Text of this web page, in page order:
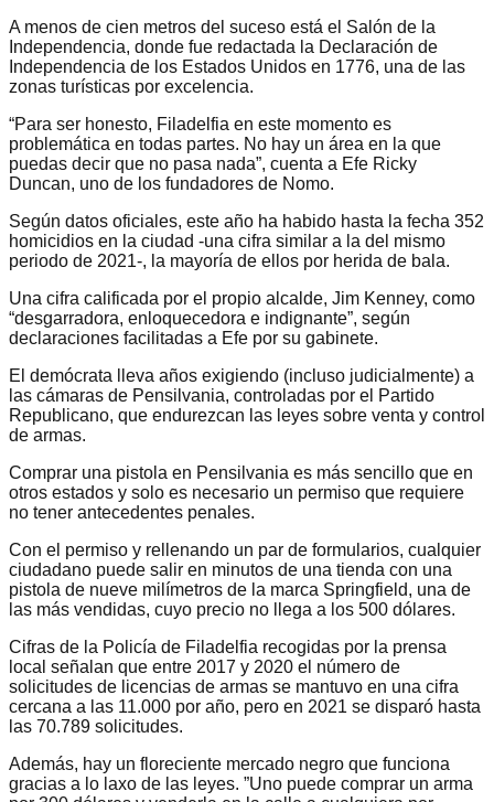
A menos de cien metros del suceso está el Salón de la
Independencia, donde fue redactada la Declaración de
Independencia de los Estados Unidos en 1776, una de las
zonas turísticas por excelencia.
“Para ser honesto, Filadelfia en este momento es
problemática en todas partes. No hay un área en la que
puedas decir que no pasa nada”, cuenta a Efe Ricky
Duncan, uno de los fundadores de Nomo.
Según datos oficiales, este año ha habido hasta la fecha 352
homicidios en la ciudad -una cifra similar a la del mismo
periodo de 2021-, la mayoría de ellos por herida de bala.
Una cifra calificada por el propio alcalde, Jim Kenney, como
“desgarradora, enloquecedora e indignante”, según
declaraciones facilitadas a Efe por su gabinete.
El demócrata lleva años exigiendo (incluso judicialmente) a
las cámaras de Pensilvania, controladas por el Partido
Republicano, que endurezcan las leyes sobre venta y control
de armas.
Comprar una pistola en Pensilvania es más sencillo que en
otros estados y solo es necesario un permiso que requiere
no tener antecedentes penales.
Con el permiso y rellenando un par de formularios, cualquier
ciudadano puede salir en minutos de una tienda con una
pistola de nueve milímetros de la marca Springfield, una de
las más vendidas, cuyo precio no llega a los 500 dólares.
Cifras de la Policía de Filadelfia recogidas por la prensa
local señalan que entre 2017 y 2020 el número de
solicitudes de licencias de armas se mantuvo en una cifra
cercana a las 11.000 por año, pero en 2021 se disparó hasta
las 70.789 solicitudes.
Además, hay un floreciente mercado negro que funciona
gracias a lo laxo de las leyes. ”Uno puede comprar un arma